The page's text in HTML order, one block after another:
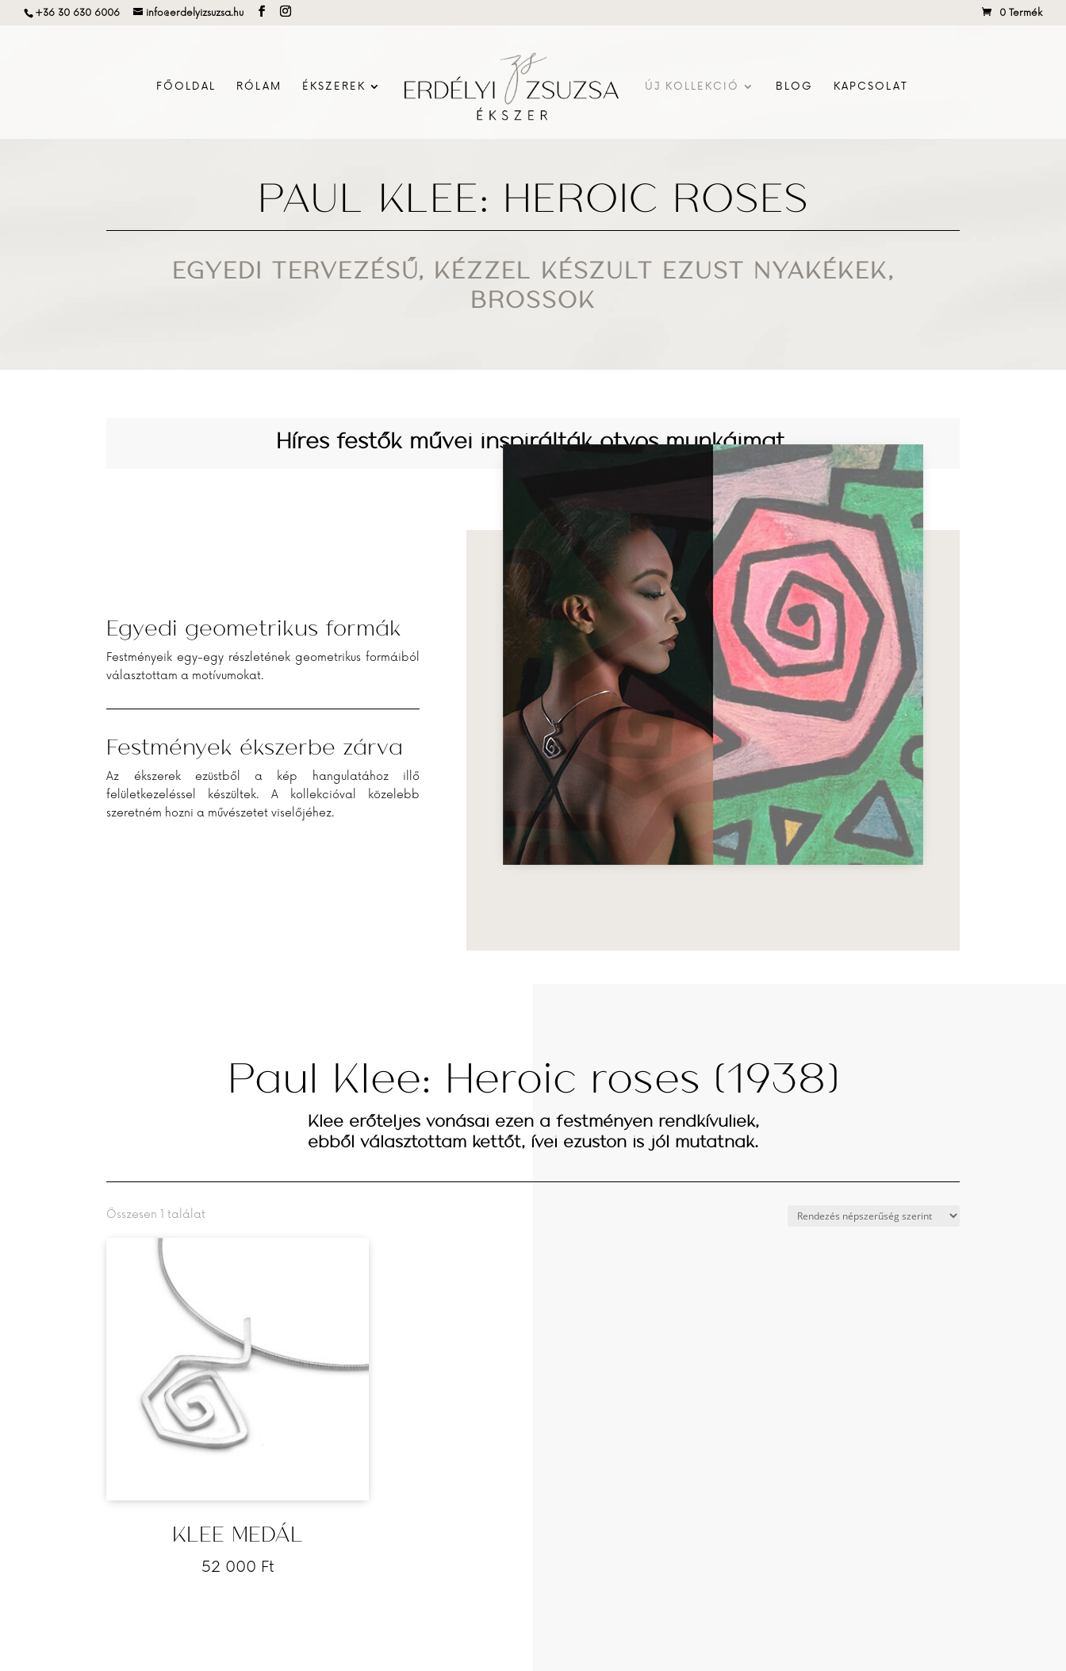
+36 30 630 6006 info@erdelyizsuzsa.hu 0 Termék
FŐOLDAL RÓLAM ÉKSZEREK ÚJ KOLLEKCIÓ BLOG KAPCSOLAT
PAUL KLEE: HEROIC ROSES
EGYEDI TERVEZÉSŰ, KÉZZEL KÉSZÜLT EZÜST NYAKÉKEK,
BROSSOK
Híres festők művei inspirálták ötvös munkáimat.
Egyedi geometrikus formák
Festményeik egy-egy részletének geometrikus formáiból
választottam a motívumokat.
Festmények ékszerbe zárva
Az ékszerek ezüstből a kép hangulatához illő
felületkezeléssel készültek. A kollekcióval közelebb
szeretném hozni a művészetet viselőjéhez.
Paul Klee: Heroic roses (1938)
Klee erőteljes vonásai ezen a festményen rendkívüliek,
ebből választottam kettőt, ívei ezüstön is jól mutatnak.
Összesen 1 találat
KLEE MEDÁL
52 000 Ft